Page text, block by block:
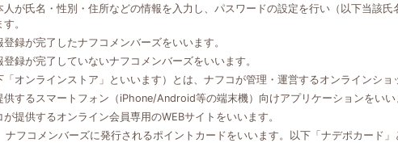
人が氏名・性別・住所などの情報を入力し、パスワードの設定を行い（以下当該
。
録が完了したナフコメンバーズをいいます。
録が完了していないナフコメンバーズをいいます。
「オンラインストア」といいます）とは、ナフコが管理・運営するオンラインショ
供するスマートフォン（iPhone/Android等の端末機）向けアプリケーションをいい
提供するオンライン会員専用のWEBサイトをいいます。
ナフコメンバーズに発行されるポイントカードをいいます。以下「ナデポカード」